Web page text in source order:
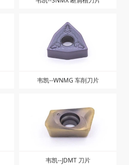
韦凯--WNMG 车削刀片
韦凯--JDMT 刀片